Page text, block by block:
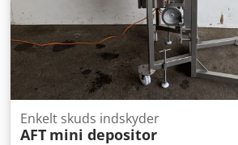
Enkelt skuds indskyder
AFT mini depositor